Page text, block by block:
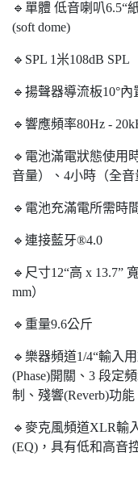
🔹單體 低音喇叭6.5“
(soft dome)
🔹SPL 1米108dB SPL
🔹揚聲器導流板10°內
🔹響應頻率80Hz -
🔹電池滿電狀態使用
音量）、4小時（全音
🔹電池充滿電所需時
🔹連接藍牙®4.0
🔹尺寸12“高 x 13.7”
mm）
🔹重量9.6公斤
🔹樂器頻道1/4“輸入
(Phase)開關、3 段定
制、殘響(Reverb)功
🔹麥克風頻道XLR輸
(EQ)，具有低和高音